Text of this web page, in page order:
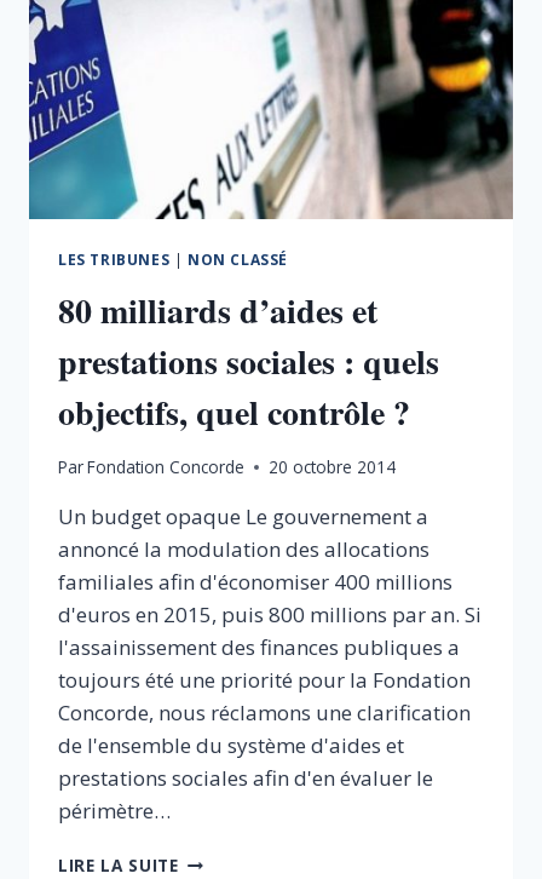
LES TRIBUNES | NON CLASSÉ
80 milliards d’aides et
prestations sociales : quels
objectifs, quel contrôle ?
ParFondation Concorde 20 octobre 2014
Un budget opaque Le gouvernement a
annoncé la modulation des allocations
familiales afin d'économiser 400 millions
d'euros en 2015, puis 800 millions par an. Si
l'assainissement des finances publiques a
toujours été une priorité pour la Fondation
Concorde, nous réclamons une clarification
de l'ensemble du système d'aides et
prestations sociales afin d'en évaluer le
périmètre…
LIRE LA SUITE80